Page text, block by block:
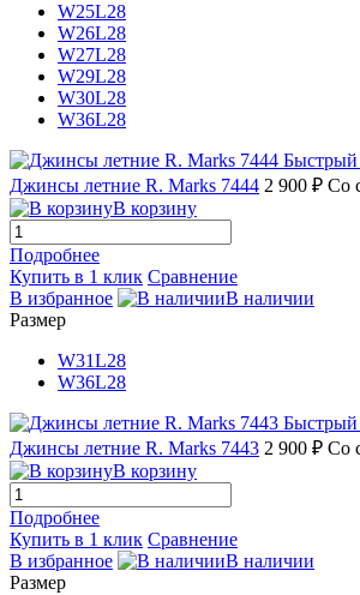
W25L28
W26L28
W27L28
W29L28
W30L28
W36L28
Быстрый
Джинсы летние R. Marks 7444 2 900 ₽ Со
В корзину
Подробнее
Купить в 1 клик Сравнение
В избранное
В наличии
Размер
W31L28
W36L28
Быстрый
Джинсы летние R. Marks 7443 2 900 ₽ Со
В корзину
Подробнее
Купить в 1 клик Сравнение
В избранное
В наличии
Размер